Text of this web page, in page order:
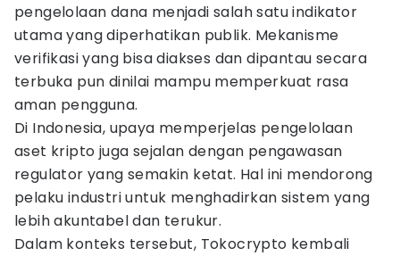
pengelolaan dana menjadi salah satu indikator
utama yang diperhatikan publik. Mekanisme
verifikasi yang bisa diakses dan dipantau secara
terbuka pun dinilai mampu memperkuat rasa
aman pengguna.
Di Indonesia, upaya memperjelas pengelolaan
aset kripto juga sejalan dengan pengawasan
regulator yang semakin ketat. Hal ini mendorong
pelaku industri untuk menghadirkan sistem yang
lebih akuntabel dan terukur.
Dalam konteks tersebut, Tokocrypto kembali